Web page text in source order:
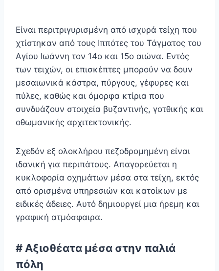
Είναι περιτριγυρισμένη από ισχυρά τείχη που
χτίστηκαν από τους Ιππότες του Τάγματος του
Αγίου Ιωάννη τον 14ο και 15ο αιώνα. Εντός
των τειχών, οι επισκέπτες μπορούν να δουν
μεσαιωνικά κάστρα, πύργους, γέφυρες και
πύλες, καθώς και όμορφα κτίρια που
συνδυάζουν στοιχεία βυζαντινής, γοτθικής και
οθωμανικής αρχιτεκτονικής.
Σχεδόν εξ ολοκλήρου πεζοδρομημένη είναι
ιδανική για περιπάτους. Απαγορεύεται η
κυκλοφορία οχημάτων μέσα στα τείχη, εκτός
από ορισμένα υπηρεσιών και κατοίκων με
ειδικές άδειες. Αυτό δημιουργεί μια ήρεμη και
γραφική ατμόσφαιρα.
# Αξιοθέατα μέσα στην παλιά
πόλη